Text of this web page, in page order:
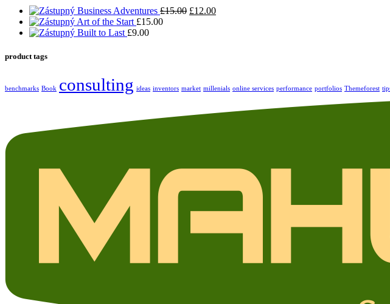
Business Adventures £15.00 £12.00
Art of the Start £15.00
Built to Last £9.00
product tags
benchmarks Book consulting ideas inventors market millenials online services performance portfolios Themeforest